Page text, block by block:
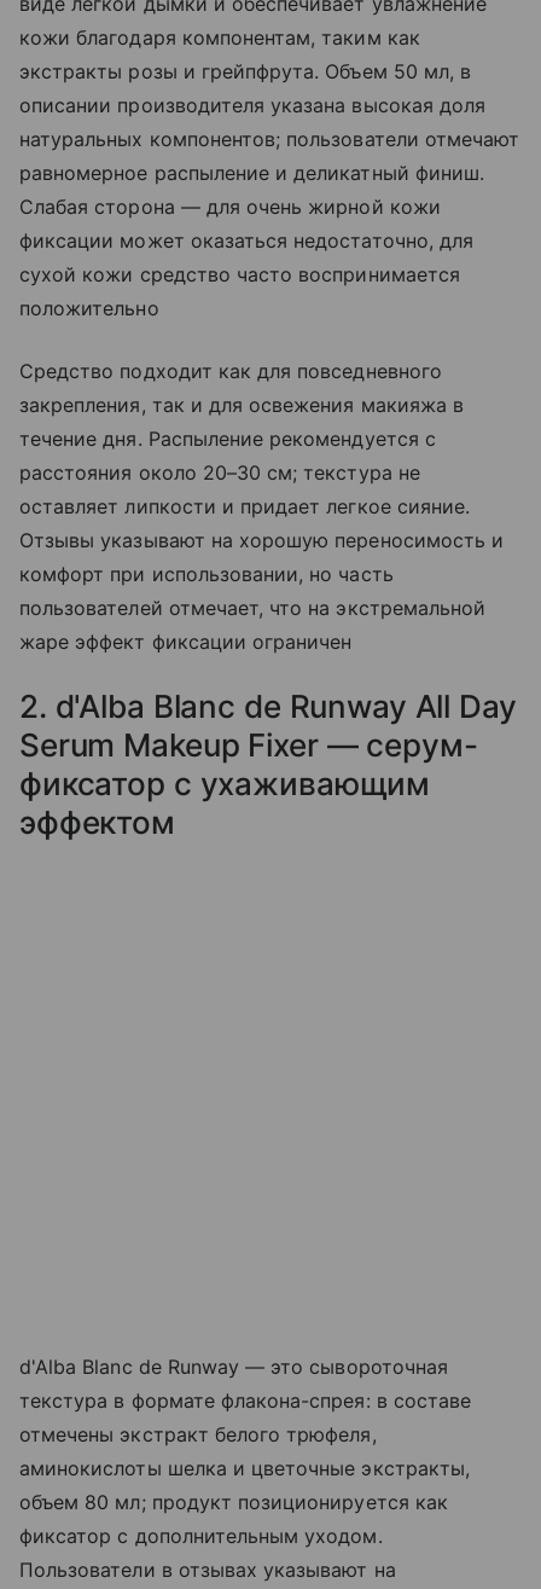
кожи благодаря компонентам, таким как
экстракты розы и грейпфрута. Объем 50 мл, в
описании производителя указана высокая доля
натуральных компонентов; пользователи отмечают
равномерное распыление и деликатный финиш.
Слабая сторона — для очень жирной кожи
фиксации может оказаться недостаточно, для
сухой кожи средство часто воспринимается
положительно
Средство подходит как для повседневного
закрепления, так и для освежения макияжа в
течение дня. Распыление рекомендуется с
расстояния около 20–30 см; текстура не
оставляет липкости и придает легкое сияние.
Отзывы указывают на хорошую переносимость и
комфорт при использовании, но часть
пользователей отмечает, что на экстремальной
жаре эффект фиксации ограничен
2. d'Alba Blanc de Runway All Day
Serum Makeup Fixer — серум-
фиксатор с ухаживающим
эффектом
d'Alba Blanc de Runway — это сывороточная
текстура в формате флакона-спрея: в составе
отмечены экстракт белого трюфеля,
аминокислоты шелка и цветочные экстракты,
объем 80 мл; продукт позиционируется как
фиксатор с дополнительным уходом.
Пользователи в отзывах указывают на